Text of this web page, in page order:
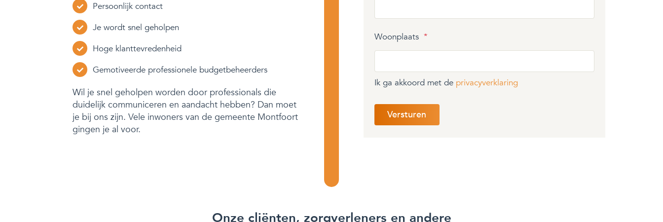
Persoonlijk contact
Je wordt snel geholpen
Hoge klanttevredenheid
Gemotiveerde professionele budgetbeheerders
Wil je snel geholpen worden door professionals die
duidelijk communiceren en aandacht hebben? Dan moet
je bij ons zijn. Vele inwoners van de gemeente Montfoort
gingen je al voor.
Woonplaats *
Ik ga akkoord met de privacyverklaring
Onze cliënten, zorgverleners en andere